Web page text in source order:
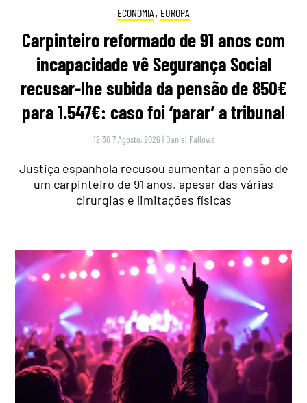
ECONOMIA , EUROPA
Carpinteiro reformado de 91 anos com
incapacidade vê Segurança Social
recusar-lhe subida da pensão de 850€
para 1.547€: caso foi ‘parar’ a tribunal
12:30 7 Agosto, 2026 | Daniel Fallows
Justiça espanhola recusou aumentar a pensão de
um carpinteiro de 91 anos, apesar das várias
cirurgias e limitações físicas